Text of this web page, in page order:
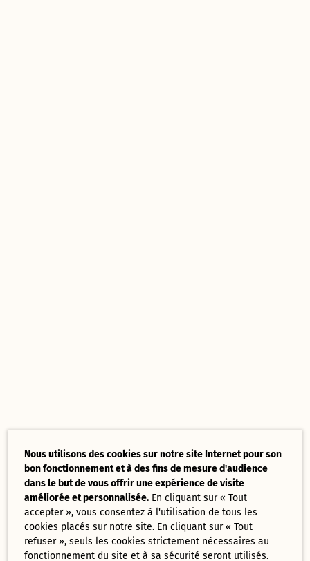
Nous utilisons des cookies sur notre site Internet pour son
bon fonctionnement et à des fins de mesure d'audience
dans le but de vous offrir une expérience de visite
améliorée et personnalisée. En cliquant sur « Tout
accepter », vous consentez à l'utilisation de tous les
cookies placés sur notre site. En cliquant sur « Tout
refuser », seuls les cookies strictement nécessaires au
fonctionnement du site et à sa sécurité seront utilisés.